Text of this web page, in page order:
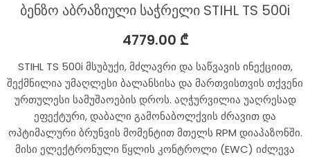
ბენზო აბრაზიული საჭრელი STIHL TS 500i
4779.00 ₾
STIHL TS 500i მსუბუქი, მძლავრი და საწვავის ინექციით,
შექმნილია უმაღლესი ბალანსისა და მართვისთვის თქვენი
ურთულესი სამუშაოების დროს. აღჭურვილია უაღრესად
ეფექტური, დაბალი გამონაბოლქვის ძრავით და
ოპტიმალური ბრუნვის მომენტით მთელს RPM დიაპაზონში.
მისი ელექტრონული წყლის კონტროლი (EWC) იძლევა